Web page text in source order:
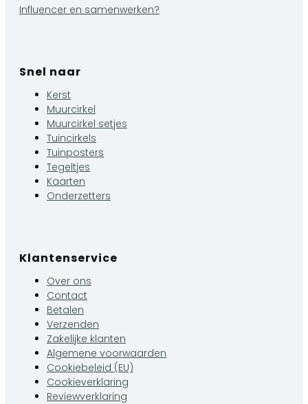
Influencer en samenwerken?
Snel naar
Kerst
Muurcirkel
Muurcirkel setjes
Tuincirkels
Tuinposters
Tegeltjes
Kaarten
Onderzetters
Klantenservice
Over ons
Contact
Betalen
Verzenden
Zakelijke klanten
Algemene voorwaarden
Cookiebeleid (EU)
Cookieverklaring
Reviewverklaring